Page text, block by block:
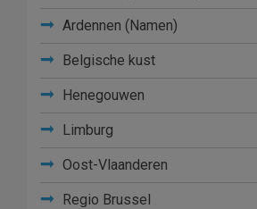
Ardennen (Namen)
Belgische kust
Henegouwen
Limburg
Oost-Vlaanderen
Regio Brussel